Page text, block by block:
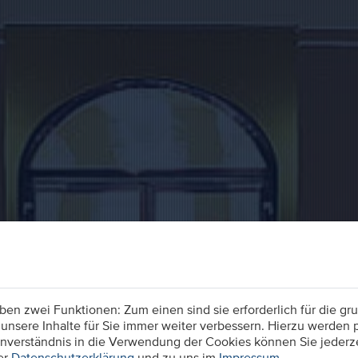
zwei Funktionen: Zum einen sind sie erforderlich für die
Inhalte für Sie immer weiter verbessern. Hierzu werden
in die Verwendung der Cookies können Sie